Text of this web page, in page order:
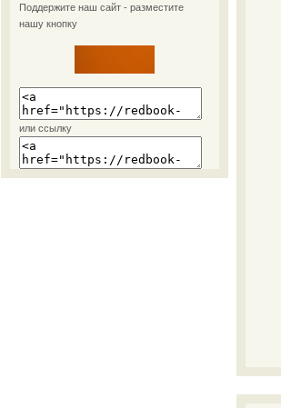
Поддержите наш сайт - разместите
нашу кнопку
или ссылку